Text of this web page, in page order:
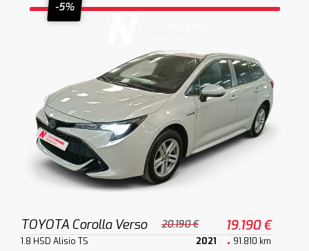
-5%
TOYOTA Corolla Verso 20.190 € 19.190 €
1.8 HSD Alisio TS 2021 91.810 km